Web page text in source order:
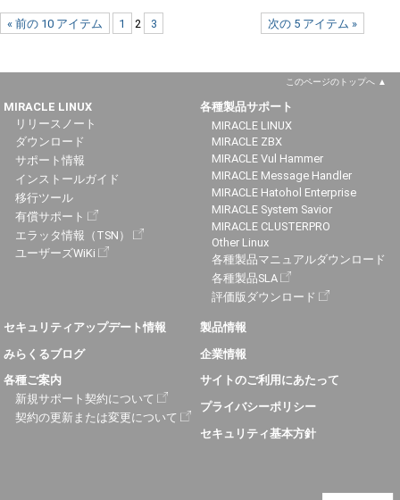
« 前の 10 アイテム 次の 5 アイテム »
1 2 3
このページのトップへ
MIRACLE LINUX
リリースノート
ダウンロード
サポート情報
インストールガイド
移行ツール
有償サポート
エラッタ情報（TSN）
ユーザーズWiKi
各種製品サポート
MIRACLE LINUX
MIRACLE ZBX
MIRACLE Vul Hammer
MIRACLE Message Handler
MIRACLE Hatohol Enterprise
MIRACLE System Savior
MIRACLE CLUSTERPRO
Other Linux
各種製品マニュアルダウンロード
各種製品SLA
評価版ダウンロード
セキュリティアップデート情報
みらくるブログ
各種ご案内
新規サポート契約について
契約の更新または変更について
製品情報
企業情報
サイトのご利用にあたって
プライバシーポリシー
セキュリティ基本方針